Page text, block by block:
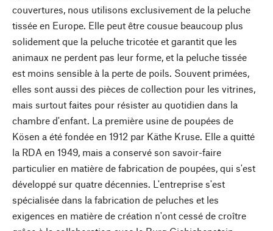
couvertures, nous utilisons exclusivement de la peluche
tissée en Europe. Elle peut être cousue beaucoup plus
solidement que la peluche tricotée et garantit que les
animaux ne perdent pas leur forme, et la peluche tissée
est moins sensible à la perte de poils. Souvent primées,
elles sont aussi des pièces de collection pour les vitrines,
mais surtout faites pour résister au quotidien dans la
chambre d'enfant. La première usine de poupées de
Kösen a été fondée en 1912 par Käthe Kruse. Elle a quitté
la RDA en 1949, mais a conservé son savoir-faire
particulier en matière de fabrication de poupées, qui s'est
développé sur quatre décennies. L'entreprise s'est
spécialisée dans la fabrication de peluches et les
exigences en matière de création n'ont cessé de croître